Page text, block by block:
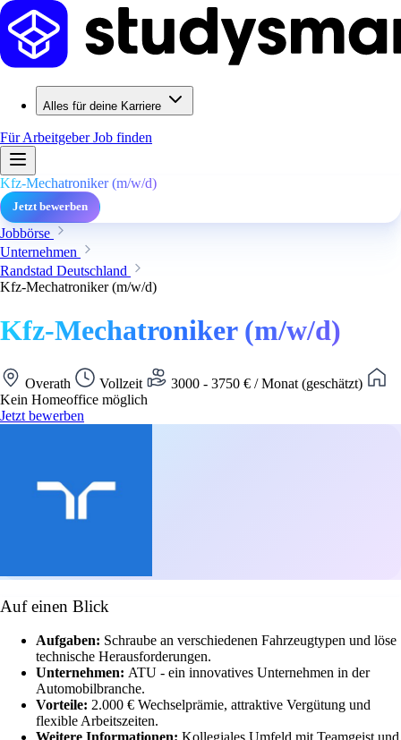
Alles für deine Karriere
Für ArbeitgeberJob finden
Kfz-Mechatroniker (m/w/d)
Jetzt bewerben
Jobbörse
Unternehmen
Randstad Deutschland
Kfz-Mechatroniker (m/w/d)
Kfz-Mechatroniker (m/w/d)
Overath Vollzeit
3000 - 3750 € / Monat (geschätzt)
Kein Homeoffice möglich
Jetzt bewerben
Auf einen Blick
Aufgaben: Schraube an verschiedenen Fahrzeugtypen und löse
technische Herausforderungen.
Unternehmen: ATU - ein innovatives Unternehmen in der
Automobilbranche.
Vorteile: 2.000 € Wechselprämie, attraktive Vergütung und
flexible Arbeitszeiten.